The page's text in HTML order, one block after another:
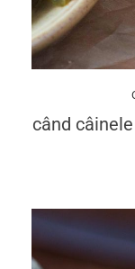
când